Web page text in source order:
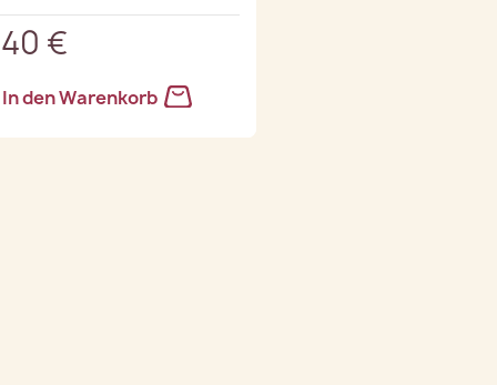
€
In den Warenkorb